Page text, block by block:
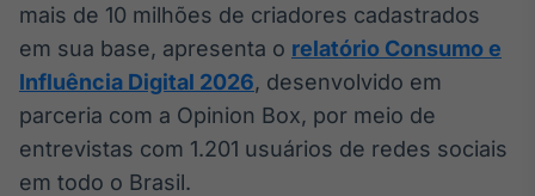
negociação de
Broadcast
Datafeed
mais de 10 milhões de criadores cadastrados
em sua base, apresenta o relatório Consumo e
Influência Digital 2026, desenvolvido em
parceria com a Opinion Box, por meio de
entrevistas com 1.201 usuários de redes sociais
em todo o Brasil.